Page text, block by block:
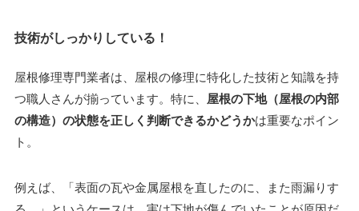
技術がしっかりしている！
屋根修理専門業者は、屋根の修理に特化した技術と知識を持
つ職人さんが揃っています。特に、 屋根の下地（屋根の内部
の構造）の状態を正しく判断できるかどうかは重要なポイン
ト。
例えば、「表面の瓦や金属屋根を直したのに、また雨漏りす